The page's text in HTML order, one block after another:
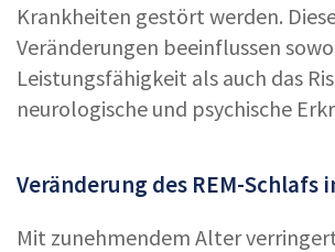
Krankheiten gestört werden.
Veränderungen beeinflussen
Leistungsfähigkeit als auch das
neurologische und psychische
Veränderung des REM-Schlafs
Mit zunehmendem Alter